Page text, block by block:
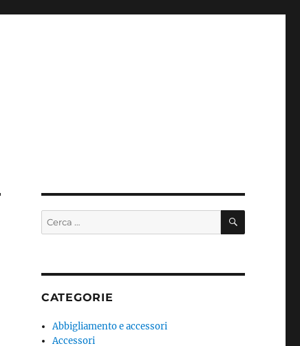
Cerca: CERCA
CATEGORIE
Abbigliamento e accessori
Accessori